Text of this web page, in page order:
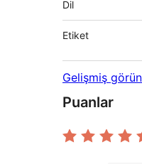
Dil
Etiket
Gelişmiş
Puanlar